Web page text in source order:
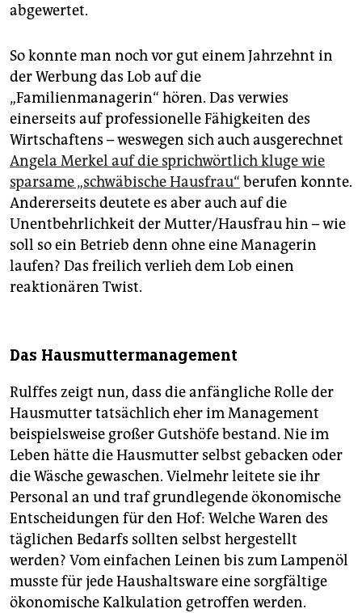
abgewertet.
So konnte man noch vor gut einem Jahrzehnt in
der Werbung das Lob auf die
„Familienmanagerin“ hören. Das verwies
einerseits auf professionelle Fähigkeiten des
Wirtschaftens – weswegen sich auch ausgerechnet
Angela Merkel auf die sprichwörtlich kluge wie
sparsame „schwäbische Hausfrau“ berufen konnte.
Andererseits deutete es aber auch auf die
Unentbehrlichkeit der Mutter/Hausfrau hin – wie
soll so ein Betrieb denn ohne eine Managerin
laufen? Das freilich verlieh dem Lob einen
reaktionären Twist.
Das Hausmuttermanagement
Rulffes zeigt nun, dass die anfängliche Rolle der
Hausmutter tatsächlich eher im Management
beispielsweise großer Gutshöfe bestand. Nie im
Leben hätte die Hausmutter selbst gebacken oder
die Wäsche gewaschen. Vielmehr leitete sie ihr
Personal an und traf grundlegende ökonomische
Entscheidungen für den Hof: Welche Waren des
täglichen Bedarfs sollten selbst hergestellt
werden? Vom einfachen Leinen bis zum Lampenöl
musste für jede Haushaltsware eine sorgfältige
ökonomische Kalkulation getroffen werden.